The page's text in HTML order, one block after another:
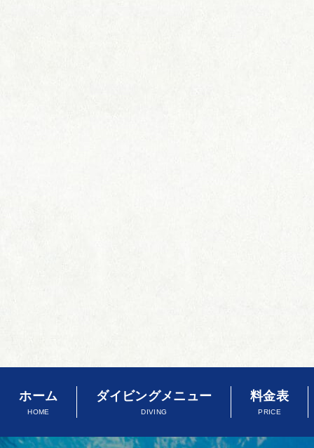
ホーム
HOME
ダイビングメニュー
DIVING
料金表
PRICE